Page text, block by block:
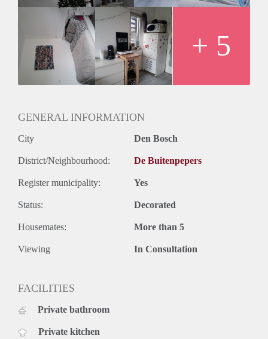
• Meubels blijven staan in overleg.
Heb je interesse? Stuur me even een berichtje
+ 5
GENERAL INFORMATION
City Den Bosch
District/Neighbourhood: De Buitenpepers
Register municipality: Yes
Status: Decorated
Housemates: More than 5
Viewing In Consultation
FACILITIES
Private bathroom
Private kitchen